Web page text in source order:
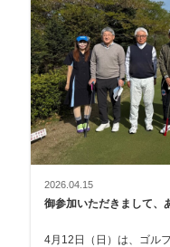
2026.04.15
御参加いただきまして、
4月12日（日）は、ゴル